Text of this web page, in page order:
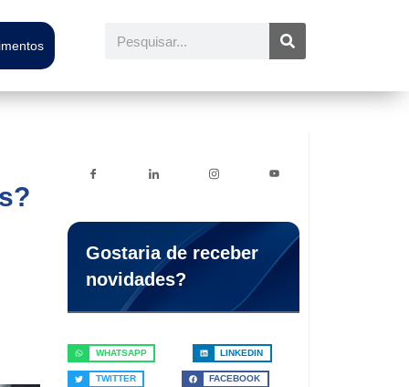
Pesquisar
Gostaria de receber
novidades?
WHATSAPP LINKEDIN
TWITTER FACEBOOK